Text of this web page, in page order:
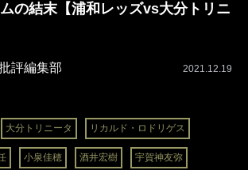
の結末【浦和レッズvs大分トリニ
評編集部 2021.12.19
大分トリニータ リカルド・ロドリゲス
小泉佳穂 酒井宏樹 宇賀神友弥